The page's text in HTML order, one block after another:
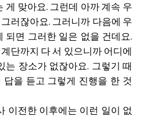
게 맞아요. 그런데 아까 계속 우
러잖아요. 그러니까 다음에 우
되면 그러한 일은 없을 건데요.
단까지 다 서 있으니까 어디에
는 장소가 없잖아요. 그렇기 때
을 듣고 그렇게 진행을 한 것
이전한 이후에는 이런 일이 없